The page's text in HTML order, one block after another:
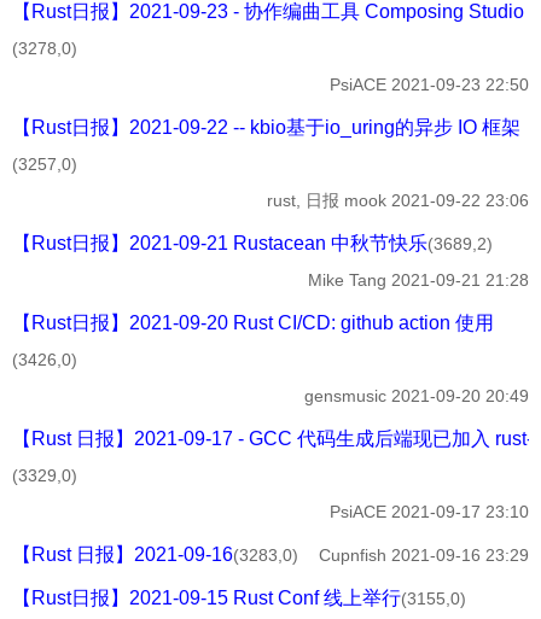
【Rust日报】2021-09-23 - 协作编曲工具 Composing Studio
(3278,0)
PsiACE 2021-09-23 22:50
【Rust日报】2021-09-22 -- kbio基于io_uring的异步 IO 框架
(3257,0)
rust, 日报 mook 2021-09-22 23:06
【Rust日报】2021-09-21 Rustacean 中秋节快乐(3689,2)
Mike Tang 2021-09-21 21:28
【Rust日报】2021-09-20 Rust CI/CD: github action 使用
(3426,0)
gensmusic 2021-09-20 20:49
【Rust 日报】2021-09-17 - GCC 代码生成后端现已加入 rust-
(3329,0)
PsiACE 2021-09-17 23:10
【Rust 日报】2021-09-16(3283,0) Cupnfish 2021-09-16 23:29
【Rust日报】2021-09-15 Rust Conf 线上举行(3155,0)